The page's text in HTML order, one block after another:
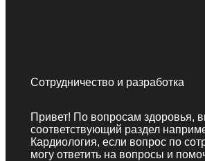
Сотрудничество и разработка
Привет! По вопросам здоровья,
соответствующий раздел
Кардиология, если вопрос по
могу ответить на вопросы и